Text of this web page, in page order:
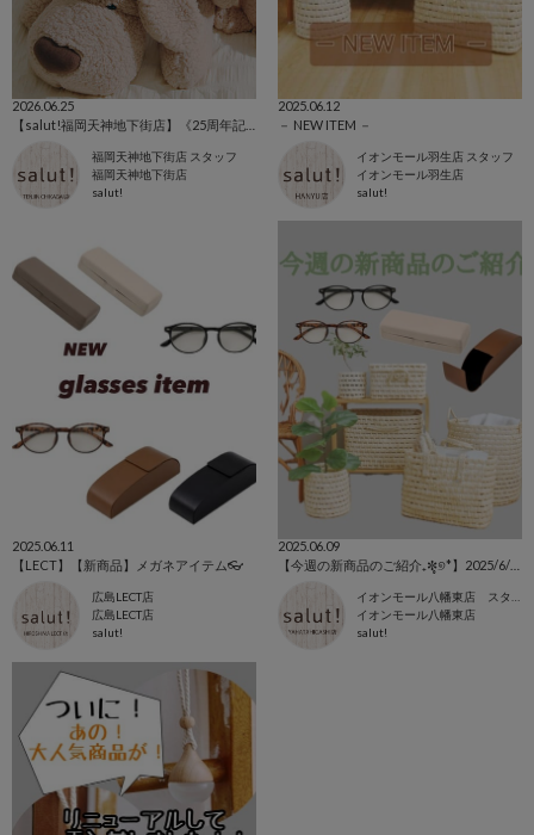
2026.06.25
福岡天神地下街店 スタッフ
福岡天神地下街店
salut!
2025.06.12
－ NEW ITEM －
イオンモール羽生店 スタッフ
イオンモール羽生店
salut!
2025.06.11
【LECT】【新商品】メガネアイテム👓
広島LECT店
広島LECT店
salut!
2025.06.09
【今週の新商品のご紹介₊✼̥୭*】2025/6/9~
イオンモール八幡東店
salut!